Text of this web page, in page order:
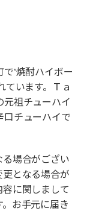
“焼酎ハイボー
ています。Ｔａ
元祖チューハイ
口チューハイで
場合がござい
となる場合が
に関しまして
お手元に届き